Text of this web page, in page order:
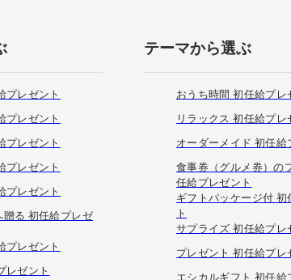
プレゼント
プレゼント
プレゼント
プレゼント
プレゼント
る 初任給プレゼ
プレゼント
レゼント
テーマから選ぶ
おうち時間 初任給プレ
リラックス 初任給プレ
オーダーメイド 初任給
食事券（グルメ券）の
任給プレゼント
ギフトパッケージ付 初
ト
サプライズ 初任給プレ
プレゼント 初任給プレ
エシカルギフト 初任給